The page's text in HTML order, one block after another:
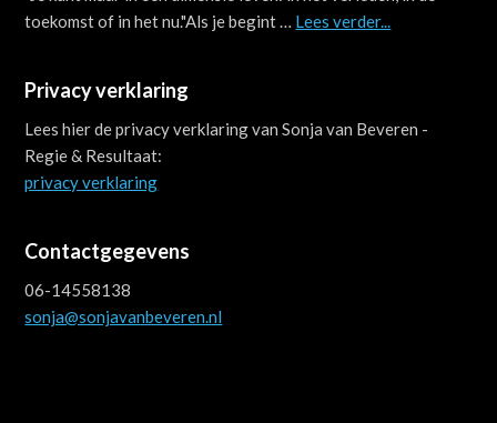
toekomst of in het nu."Als je begint … Lees verder...
in
Privacy verklaring
Lees hier de privacy verklaring van Sonja van Beveren -
Regie & Resultaat:
privacy verklaring
Contactgegevens
06-14558138
sonja@sonjavanbeveren.nl